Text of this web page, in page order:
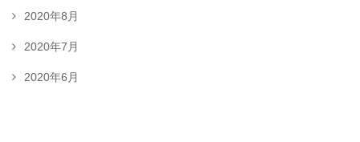
2020年8月
2020年7月
2020年6月